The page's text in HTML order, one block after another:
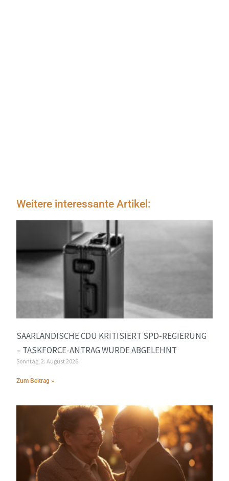
Weitere interessante Artikel:
SAARLÄNDISCHE CDU KRITISIERT SPD-REGIERUNG
– TASKFORCE-ANTRAG WURDE ABGELEHNT
Sonntag, 2. August 2026
Zum Beitrag »